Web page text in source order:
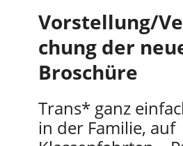
Vorstellung/
chung der
Broschüre
Trans* ganz
in der Familie, auf